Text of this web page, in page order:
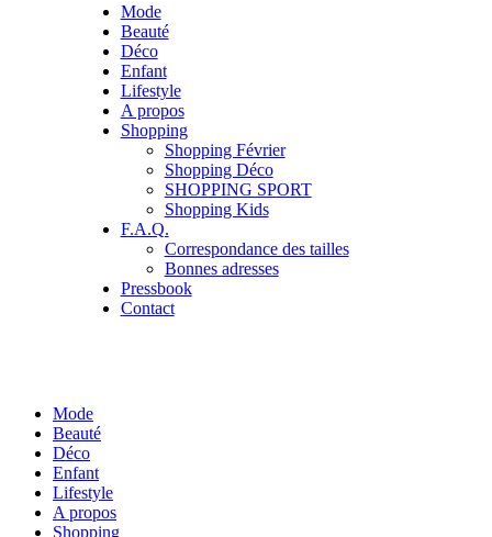
Mode
Beauté
Déco
Enfant
Lifestyle
A propos
Shopping
Shopping Février
Shopping Déco
SHOPPING SPORT
Shopping Kids
F.A.Q.
Correspondance des tailles
Bonnes adresses
Pressbook
Contact
Mode
Beauté
Déco
Enfant
Lifestyle
A propos
Shopping